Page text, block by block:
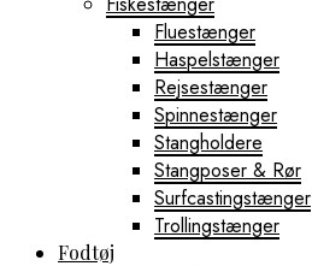
Fluestænger
Haspelstænger
Rejsestænger
Spinnestænger
Stangholdere
Stangposer & Rør
Surfcastingstænger
Trollingstænger
Fodtøj